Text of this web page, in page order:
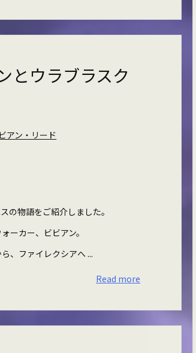
とウラブラスク
アン・リード
の物語をご紹介しました。
ーカー、ビビアン。
、ファイレクシアへ ...
Read more